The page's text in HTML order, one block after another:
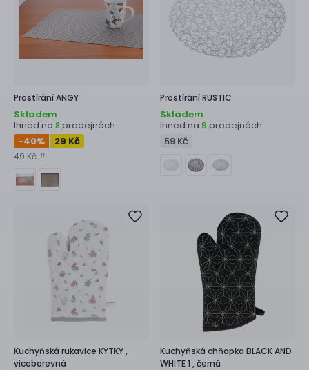
ProstíráníANGY
Skladem
Ihned na 8 prodejnách
-40% 29 Kč
49 Kč #
ProstíráníRUSTIC
Skladem
Ihned na 9 prodejnách
59 Kč
Kuchyňská rukavice KYTKY ,
vícebarevná
Kuchyňská chňapka BLACK AND
WHITE 1 ,černá